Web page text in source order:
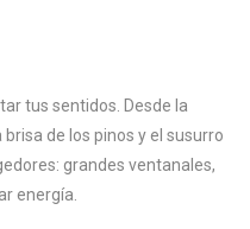
tus sentidos. Desde la
de los pinos y el susurro
grandes ventanales,
energía.